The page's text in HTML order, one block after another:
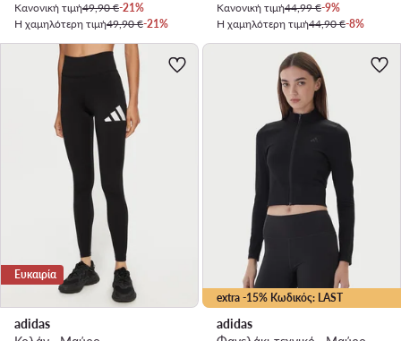
Κανονική τιμή49,90 €-21%
Η χαμηλότερη τιμή49,90 €-21%
Κανονική τιμή44,99 €-9%
Η χαμηλότερη τιμή44,90 €-8%
Ευκαιρία
adidas
extra -15% Κωδικός: LAST
adidas